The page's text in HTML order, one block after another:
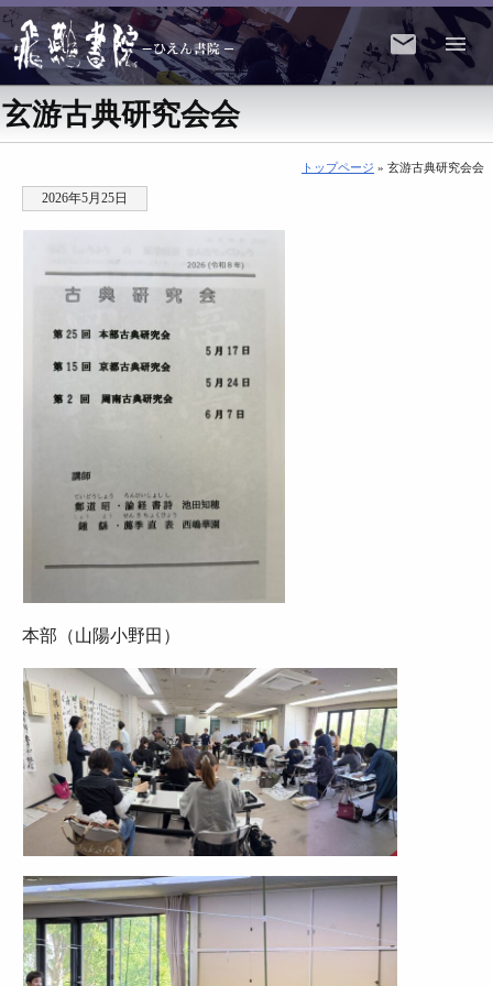
玄游古典研究会会
トップページ » 玄游古典研究会会
2026年5月25日
本部（山陽小野田）